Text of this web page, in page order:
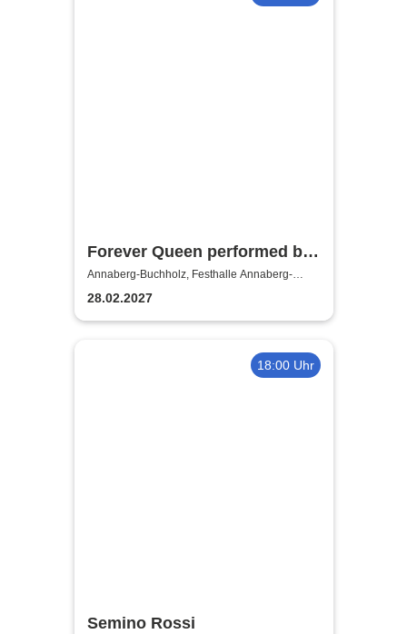
Forever Queen performed by
Queen Alive
Annaberg-Buchholz, Festhalle Annaberg-
Buchholz
28.02.2027
18:00 Uhr
Semino Rossi